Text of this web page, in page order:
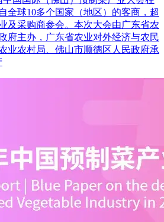
全球10多个国家（地区）的客商，超
及采购商参会。本次大会由广东省农
府主办，广东省农业对外经济与农民
业农村局、佛山市顺德区人民政府承